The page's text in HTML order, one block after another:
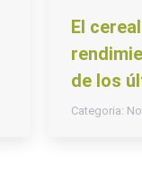
El
de los
Categoria: